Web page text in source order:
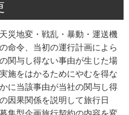
災地変・戦乱・暴動・運送機
命令、当初の運行計画によら
関与し得ない事由が生じた場
施をはかるためにやむを得な
に当該事由が当社の関与し得
因果関係を説明して旅行日